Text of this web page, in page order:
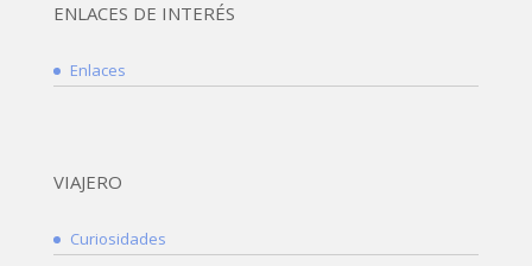
ENLACES DE INTERÉS
Enlaces
VIAJERO
Curiosidades